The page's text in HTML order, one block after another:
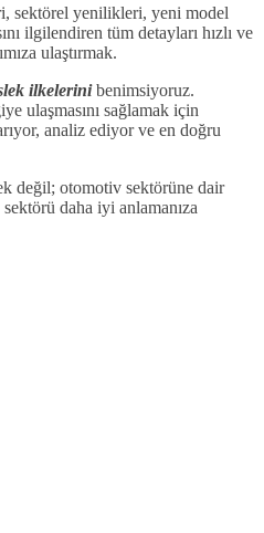
sektörel yenilikleri, yeni model
ilgilendiren tüm detayları hızlı ve
ulaştırmak.
ilkelerinibenimsiyoruz.
ulaşmasını sağlamak için
analiz ediyor ve en doğru
değil; otomotiv sektörüne dair
daha iyi anlamanıza